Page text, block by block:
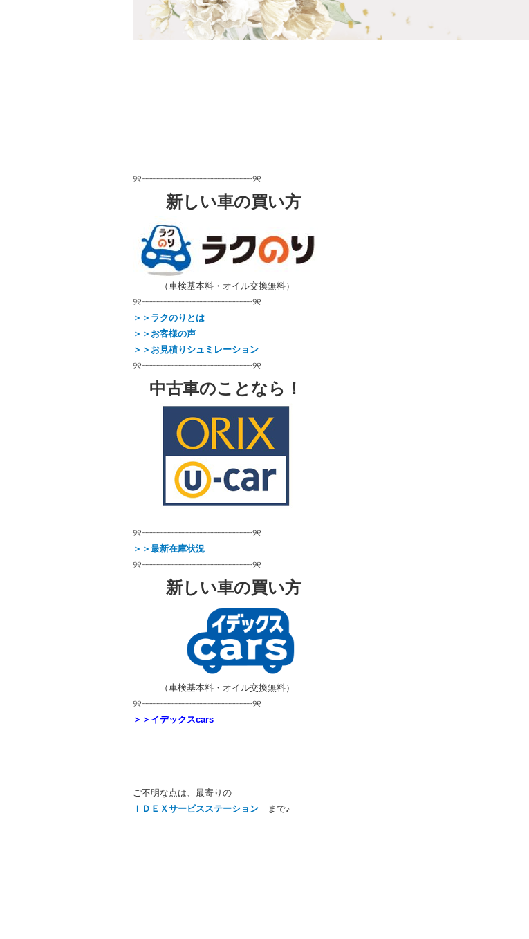
୨୧┈┈┈┈┈┈┈┈┈┈┈┈┈┈┈┈┈┈┈┈୨୧
新しい車の買い方
（車検基本料・オイル交換無料）
୨୧┈┈┈┈┈┈┈┈┈┈┈┈┈┈┈┈┈┈┈┈୨୧
＞＞ラクのりとは
＞＞お客様の声
＞＞お見積りシュミレーション
୨୧┈┈┈┈┈┈┈┈┈┈┈┈┈┈┈┈┈┈┈┈୨୧
中古車のことなら！
୨୧┈┈┈┈┈┈┈┈┈┈┈┈┈┈┈┈┈┈┈┈୨୧
＞＞最新在庫状況
୨୧┈┈┈┈┈┈┈┈┈┈┈┈┈┈┈┈┈┈┈┈୨୧
新しい車の買い方
（車検基本料・オイル交換無料）
୨୧┈┈┈┈┈┈┈┈┈┈┈┈┈┈┈┈┈┈┈┈୨୧
＞＞イデックスcars
ご不明な点は、最寄りの
ＩＤＥＸサービスステーション まで♪